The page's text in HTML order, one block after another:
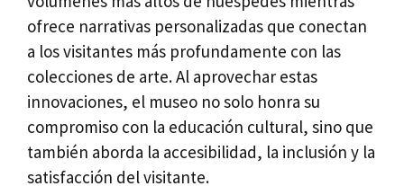
ofrece narrativas personalizadas que conectan
a los visitantes más profundamente con las
colecciones de arte. Al aprovechar estas
innovaciones, el museo no solo honra su
compromiso con la educación cultural, sino que
también aborda la accesibilidad, la inclusión y la
satisfacción del visitante.